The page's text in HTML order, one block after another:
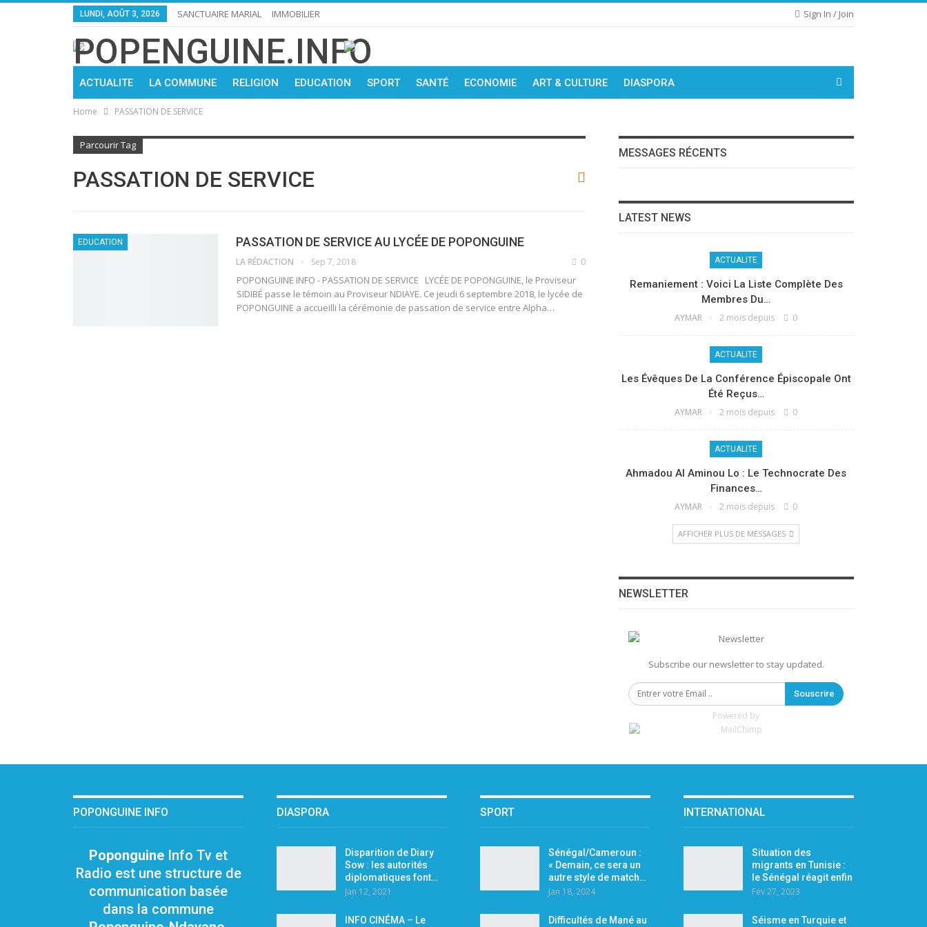
Sign In / Join
LUNDI, AOÛT 3, 2026 SANCTUAIRE MARIAL IMMOBILIER
ACTUALITE LA COMMUNE RELIGION EDUCATION SPORT SANTÉ ECONOMIE ART & CULTURE DIASPORA
Home PASSATION DE SERVICE
Parcourir Tag
PASSATION DE SERVICE
EDUCATION PASSATION DE SERVICE AU LYCÉE DE POPONGUINE
LA RÉDACTION Sep 7, 2018 0
POPONGUINE INFO - PASSATION DE SERVICE LYCÉE DE POPONGUINE, le Proviseur
SIDIBÉ passe le témoin au Proviseur NDIAYE. Ce jeudi 6 septembre 2018, le lycée de
POPONGUINE a accueilli la cérémonie de passation de service entre Alpha…
MESSAGES RÉCENTS
LATEST NEWS
ACTUALITE
Remaniement : Voici La Liste Complète Des
Membres Du…
AYMAR 2 mois depuis 0
ACTUALITE
Les Évêques De La Conférence Épiscopale Ont
Été Reçus…
AYMAR 2 mois depuis 0
ACTUALITE
Ahmadou Al Aminou Lo : Le Technocrate Des
Finances…
AYMAR 2 mois depuis 0
AFFICHER PLUS DE MESSAGES
NEWSLETTER
Subscribe our newsletter to stay updated.
Souscrire
Powered by
POPONGUINE INFO
Poponguine Info Tv et
Radio est une structure de
communication basée
dans la commune
DIASPORA
Disparition de Diary
Sow : les autorités
diplomatiques font…
Jan 12, 2021
INFO CINÉMA – Le
SPORT
Sénégal/Cameroun :
« Demain, ce sera un
autre style de match…
Jan 18, 2024
Difficultés de Mané au
INTERNATIONAL
Situation des
migrants en Tunisie :
le Sénégal réagit enfin
Fév 27, 2023
Séisme en Turquie et